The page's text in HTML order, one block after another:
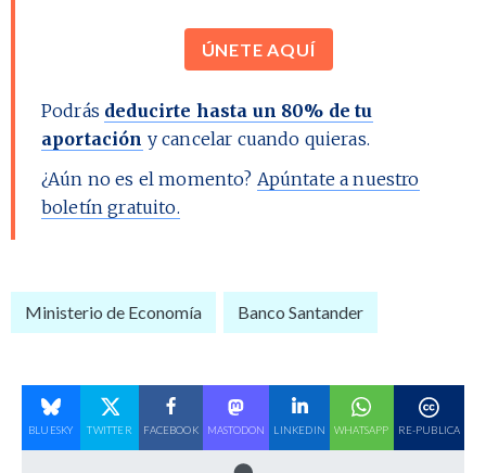
ÚNETE AQUÍ
Podrás deducirte hasta un 80% de tu
aportación y cancelar cuando quieras.
¿Aún no es el momento? Apúntate a nuestro
boletín gratuito.
Ministerio de Economía Banco Santander
BLUESKY TWITTER FACEBOOK MASTODON LINKEDIN WHATSAPP RE-PUBLICA